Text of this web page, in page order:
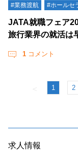
#業務渡航
#ホールセ
JATA就職フェア
旅行業界の就活は
1 コメント
＜ 1 2
求人情報